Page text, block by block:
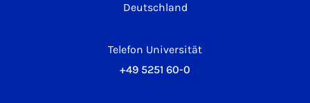
Deutschland
Telefon Universität
+49 5251 60-0